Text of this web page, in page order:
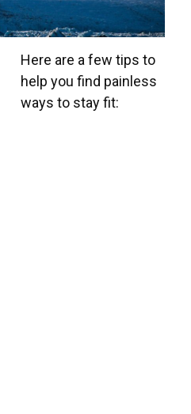
Here are a few tips to
help you find painless
ways to stay fit: